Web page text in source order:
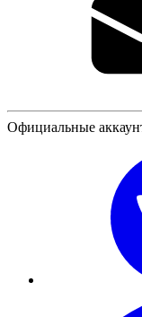
Официальные